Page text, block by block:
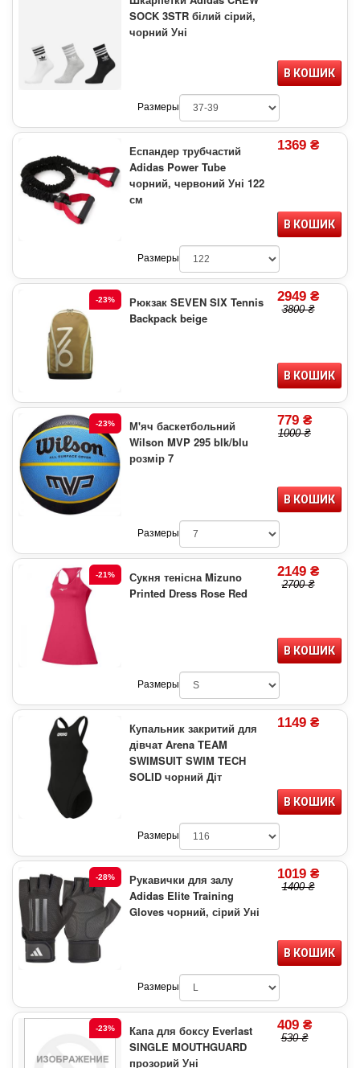
SOCK 3STR білий сірий,
чорний Уні
В КОШИК
Размеры
Еспандер трубчастий
Adidas Power Tube
чорний, червоний Уні 122
см
1369 ₴
В КОШИК
Размеры
-23%
Рюкзак SEVEN SIX Tennis
Backpack beige
2949 ₴
3800 ₴
В КОШИК
-23%
М'яч баскетбольний
Wilson MVP 295 blk/blu
розмір 7
779 ₴
1000 ₴
В КОШИК
Размеры
-21%
Сукня тенісна Mizuno
Printed Dress Rose Red
2149 ₴
2700 ₴
В КОШИК
Размеры
Купальник закритий для
дівчат Arena TEAM
SWIMSUIT SWIM TECH
SOLID чорний Діт
1149 ₴
В КОШИК
Размеры
-28%
Рукавички для залу
Adidas Elite Training
Gloves чорний, сірий Уні
1019 ₴
1400 ₴
В КОШИК
Размеры
-23%
Капа для боксу Everlast
SINGLE MOUTHGUARD
прозорий Уні
409 ₴
530 ₴